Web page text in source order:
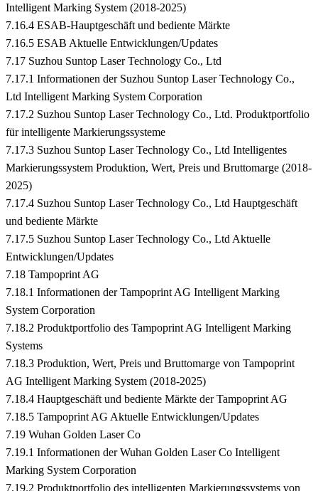
Intelligent Marking System (2018-2025)
7.16.4 ESAB-Hauptgeschäft und bediente Märkte
7.16.5 ESAB Aktuelle Entwicklungen/Updates
7.17 Suzhou Suntop Laser Technology Co., Ltd
7.17.1 Informationen der Suzhou Suntop Laser Technology Co.,
Ltd Intelligent Marking System Corporation
7.17.2 Suzhou Suntop Laser Technology Co., Ltd. Produktportfolio
für intelligente Markierungssysteme
7.17.3 Suzhou Suntop Laser Technology Co., Ltd Intelligentes
Markierungssystem Produktion, Wert, Preis und Bruttomarge (2018-
2025)
7.17.4 Suzhou Suntop Laser Technology Co., Ltd Hauptgeschäft
und bediente Märkte
7.17.5 Suzhou Suntop Laser Technology Co., Ltd Aktuelle
Entwicklungen/Updates
7.18 Tampoprint AG
7.18.1 Informationen der Tampoprint AG Intelligent Marking
System Corporation
7.18.2 Produktportfolio des Tampoprint AG Intelligent Marking
Systems
7.18.3 Produktion, Wert, Preis und Bruttomarge von Tampoprint
AG Intelligent Marking System (2018-2025)
7.18.4 Hauptgeschäft und bediente Märkte der Tampoprint AG
7.18.5 Tampoprint AG Aktuelle Entwicklungen/Updates
7.19 Wuhan Golden Laser Co
7.19.1 Informationen der Wuhan Golden Laser Co Intelligent
Marking System Corporation
7.19.2 Produktportfolio des intelligenten Markierungssystems von